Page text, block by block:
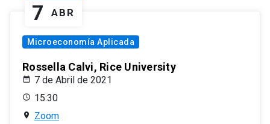
7 ABR
Microeconomía Aplicada
Rossella Calvi, Rice University
7 de Abril de 2021
15:30
Zoom